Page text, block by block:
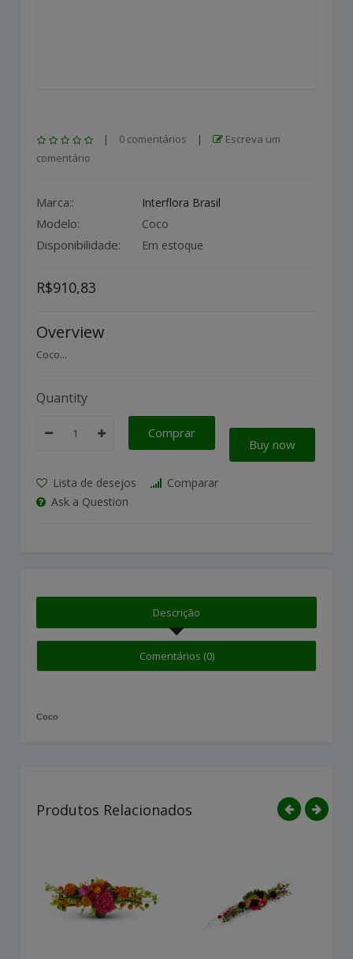
| 0 comentários |
Escreva um
comentário
Marca:: Interflora Brasil
Modelo: Coco
Disponibilidade: Em estoque
R$910,83
Overview
Coco...
Quantity
Comprar
Buy now
Lista de desejos
Comparar
Ask a Question
Descrição
Comentários (0)
Coco
Produtos Relacionados